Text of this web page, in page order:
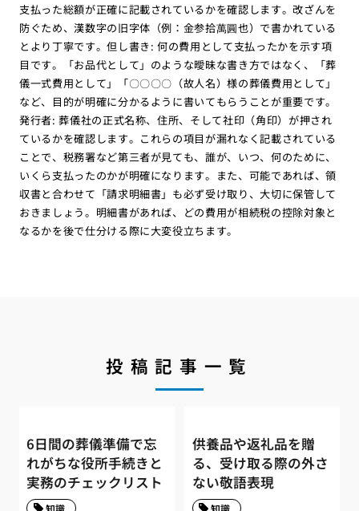
支払った総額が正確に記載されているかを確認します。改ざんを
防ぐため、漢数字の旧字体（例：金参拾萬圓也）で書かれている
とより丁寧です。但し書き: 何の費用として支払ったかを示す項
目です。「お品代として」のような曖昧な書き方ではなく、「葬
儀一式費用として」「〇〇〇〇（故人名）様の葬儀費用として」
など、目的が明確に分かるように書いてもらうことが重要です。
発行者: 葬儀社の正式名称、住所、そして社印（角印）が押され
ているかを確認します。これらの項目が漏れなく記載されている
ことで、税務署など第三者が見ても、誰が、いつ、何のために、
いくら支払ったのかが明確になります。また、可能であれば、領
収書と合わせて「請求明細書」も必ず受け取り、大切に保管して
おきましょう。明細書があれば、どの費用が相続税の控除対象と
なるかを後で仕分ける際に大変役立ちます。
投稿記事一覧
6日間の葬儀準備で忘
れがちな役所手続きと
実務のチェックリスト
知識
供養品や返礼品を贈
る、受け取る際の外さ
ない敬語表現
知識